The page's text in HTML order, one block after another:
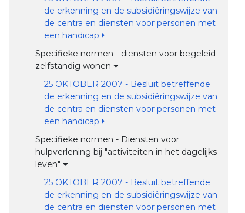
de erkenning en de subsidiëringswijze van
de centra en diensten voor personen met
een handicap
Specifieke normen - diensten voor begeleid
zelfstandig wonen
25 OKTOBER 2007 - Besluit betreffende
de erkenning en de subsidiëringswijze van
de centra en diensten voor personen met
een handicap
Specifieke normen - Diensten voor
hulpverlening bij "activiteiten in het dagelijks
leven"
25 OKTOBER 2007 - Besluit betreffende
de erkenning en de subsidiëringswijze van
de centra en diensten voor personen met